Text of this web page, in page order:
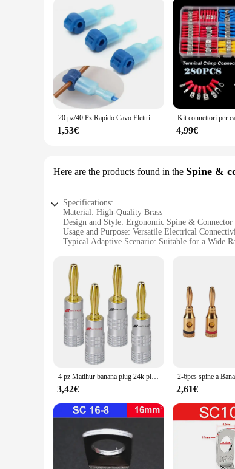
20 pz/40 Pz Rapido Cavo Elettrico Connettori A Scatto Splice Blocco Terminali del Cavo A Crimpare moto elettriche Ham Radio
1,53€ 4,99€
Here are the products found in the Spine &
Specifications:
Material: High-Quality Brass
Design and Style: Ergonomic Spine & Connector
Usage and Purpose: Versatile Electrical
Typical Adaptive Scenario: Suitable for a Wide
Performance and Property: Durable and
Features:
|Wholesale|
**Reliable Electrical Connectivity**
The terminali a banana are crafted from
them an essential component for electrical
appeal of your electrical projects.
**Versatile Electrical Connectivity**
Whether you're connecting wires in a home
compatible with a wide range of applications,
connector for any job.
**Ease of Use and Management**
The terminali a banana sets are available in
reducing the time and effort required for
hobbyists. With these terminali a banana, you
4 pz Matihur banana plug 24k placcato oro GD Amp rame placcato oro OFC 4mm spina amplificatore Audio terminale spina altoparlante
3,42€ 2,61€